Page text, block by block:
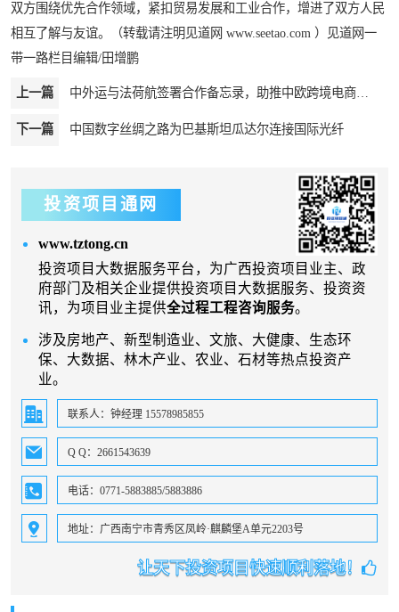
双方围绕优先合作领域，紧扣贸易发展和工业合作，增进了双方人民
相互了解与友谊。（转载请注明见道网 www.seetao.com ）见道网一
带一路栏目编辑/田增鹏
上一篇 中外运与法荷航签署合作备忘录，助推中欧跨境电商稳外贸！
下一篇 中国数字丝绸之路为巴基斯坦瓜达尔连接国际光纤
投资项目通网
www.tztong.cn
投资项目大数据服务平台，为广西投资项目业主、政
府部门及相关企业提供投资项目大数据服务、投资资
讯，为项目业主提供全过程工程咨询服务。
涉及房地产、新型制造业、文旅、大健康、生态环
保、大数据、林木产业、农业、石材等热点投资产
业。
联系人：钟经理 15578985855
Q Q：2661543639
电话：0771-5883885/5883886
地址：广西南宁市青秀区凤岭·麒麟堡A单元2203号
让天下投资项目快速顺利落地！